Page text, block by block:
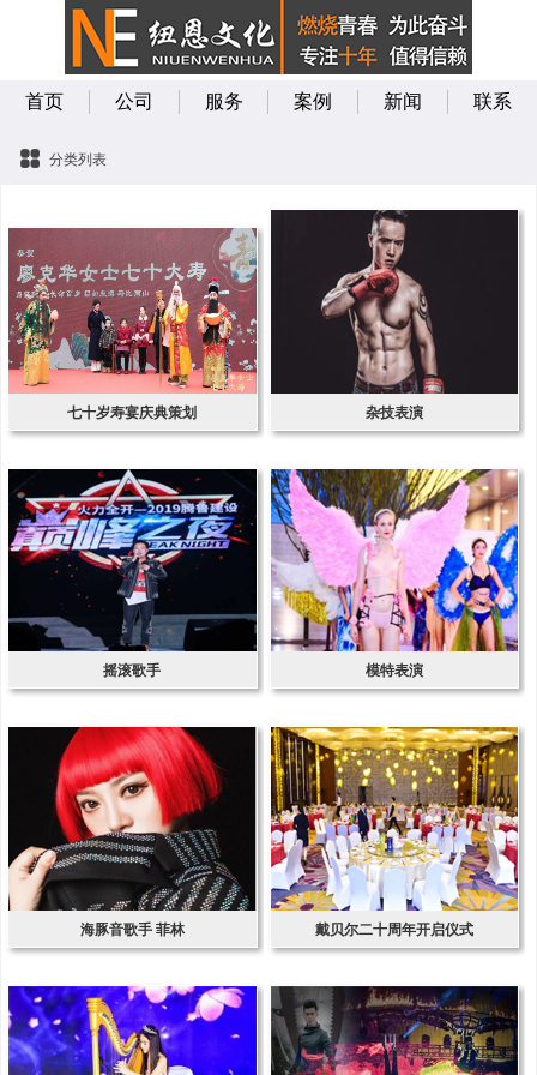
首页 公司 服务 案例 新闻 联系
分类列表
七十岁寿宴庆典策划 杂技表演
摇滚歌手 模特表演
海豚音歌手 菲林 戴贝尔二十周年开启仪式